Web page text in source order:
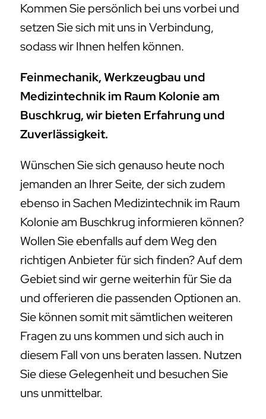
Kommen Sie persönlich bei uns vorbei und
setzen Sie sich mit uns in Verbindung,
sodass wir Ihnen helfen können.
Feinmechanik, Werkzeugbau und
Medizintechnik im Raum Kolonie am
Buschkrug, wir bieten Erfahrung und
Zuverlässigkeit.
Wünschen Sie sich genauso heute noch
jemanden an Ihrer Seite, der sich zudem
ebenso in Sachen Medizintechnik im Raum
Kolonie am Buschkrug informieren können?
Wollen Sie ebenfalls auf dem Weg den
richtigen Anbieter für sich finden? Auf dem
Gebiet sind wir gerne weiterhin für Sie da
und offerieren die passenden Optionen an.
Sie können somit mit sämtlichen weiteren
Fragen zu uns kommen und sich auch in
diesem Fall von uns beraten lassen. Nutzen
Sie diese Gelegenheit und besuchen Sie
uns unmittelbar.